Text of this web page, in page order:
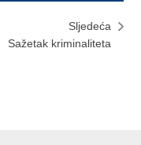
Sljedeća
Sažetak kriminaliteta